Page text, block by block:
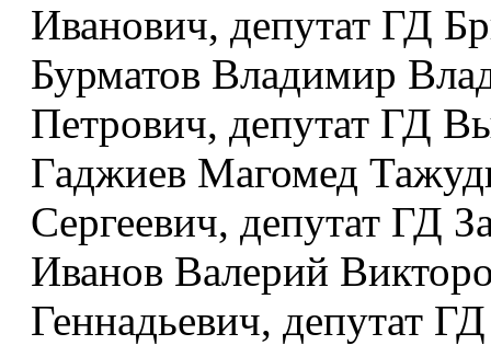
Иванович, депутат ГД
Бурматов Владимир
Петрович, депутат ГД
Гаджиев Магомед
Сергеевич, депутат ГД
Иванов Валерий
Геннадьевич, депутат